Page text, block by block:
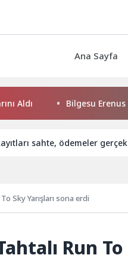
Ana Sayfa
Bilgesu Erenus Son
sahte, ödemeler gerçek
Sky Yarışları sona erdi
Run To